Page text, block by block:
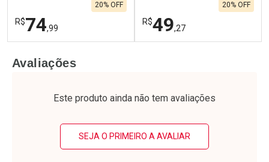
R$74,99
20% OFF
Laboratório
Por Menos
R$49,27
20% OFF
Laboratório
Por Menos
Avaliações
Este produto ainda não tem avaliações
SEJA O PRIMEIRO A AVALIAR